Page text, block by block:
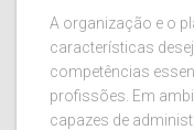
A organização e o
características
competências
profissões. Em
capazes de